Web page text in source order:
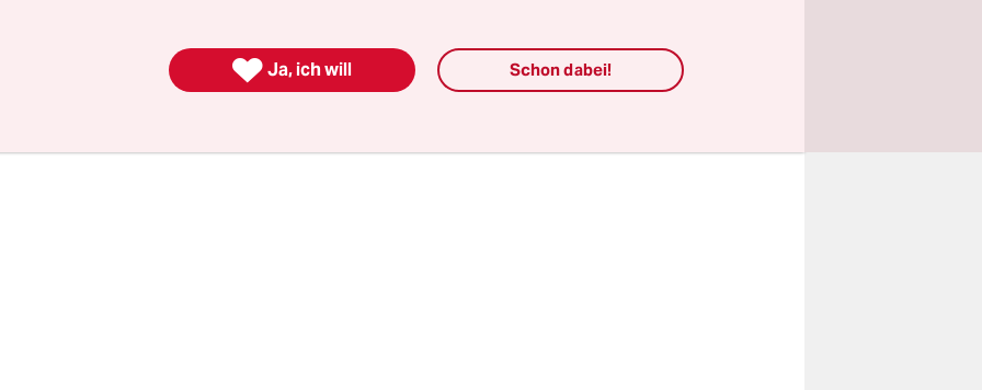
mit welchem Strafmaß verurteilt wird. Noch
nicht, was Trump bevorsteht. Sicher ist jedoch, dass Xi
 Ja, ich will Schon dabei!